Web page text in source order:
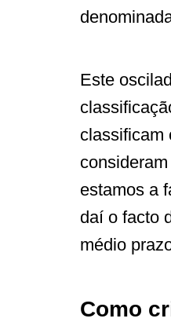
Este
classificam
estamos a
daí o facto
médio
Como